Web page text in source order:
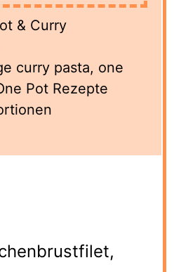
& Curry
curry pasta, one
Pot Rezepte